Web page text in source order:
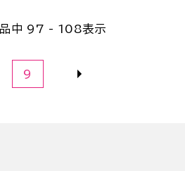
中 97 - 108表示
9